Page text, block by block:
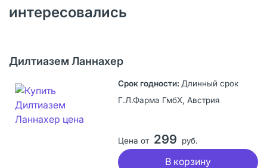
интересовались
Дилтиазем Ланнахер
Длинный срок
Г.Л.Фарма ГмбХ, Австрия
Цена от 299 руб.
В корзину